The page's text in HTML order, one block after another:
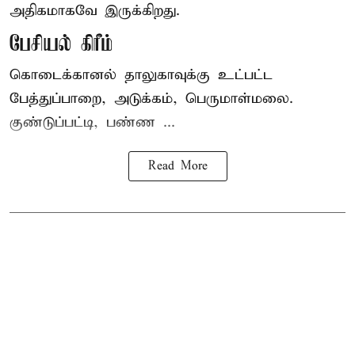
அதிகமாகவே இருக்கிறது.
பேசியல் கிரீம்
கொடைக்கானல் தாலுகாவுக்கு உட்பட்ட
பேத்துப்பாறை, அடுக்கம், பெருமாள்மலை.
குண்டுப்பட்டி, பண்ண ...
Read More